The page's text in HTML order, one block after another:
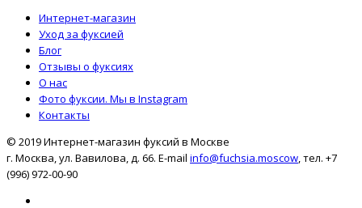
Интернет-магазин
Уход за фуксией
Блог
Отзывы о фуксиях
О нас
Фото фуксии. Мы в Instagram
Контакты
© 2019 Интернет-магазин фуксий в Москве
г. Москва, ул. Вавилова, д. 66. E-mail info@fuchsia.moscow, тел. +7
(996) 972-00-90